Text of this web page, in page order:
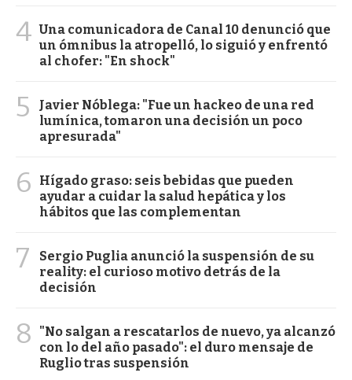
4 Una comunicadora de Canal 10 denunció que
un ómnibus la atropelló, lo siguió y enfrentó
al chofer: "En shock"
5
Javier Nóblega: "Fue un hackeo de una red
lumínica, tomaron una decisión un poco
apresurada"
6
Hígado graso: seis bebidas que pueden
ayudar a cuidar la salud hepática y los
hábitos que las complementan
7
Sergio Puglia anunció la suspensión de su
reality: el curioso motivo detrás de la
decisión
8
"No salgan a rescatarlos de nuevo, ya alcanzó
con lo del año pasado": el duro mensaje de
Ruglio tras suspensión